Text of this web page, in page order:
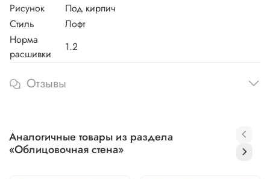
Рисунок
Под кирпич
Стиль
Лофт
Норма
расшивки
1.2
Отзывы
Аналогичные товары из раздела
«Облицовочная стена»